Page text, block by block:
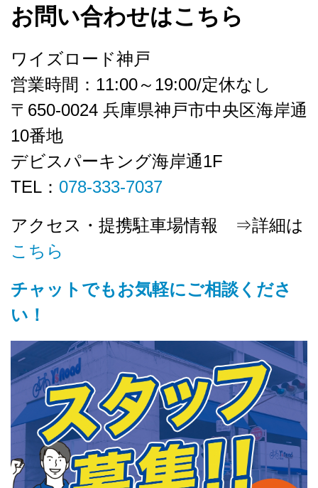
お問い合わせはこちら
ワイズロード神戸
営業時間：11:00～19:00/定休なし
〒650-0024 兵庫県神戸市中央区海岸通
10番地
デビスパーキング海岸通1F
TEL： 078-333-7037
アクセス・提携駐車場情報 ⇒詳細は
こちら
チャットでもお気軽にご相談くださ
い！